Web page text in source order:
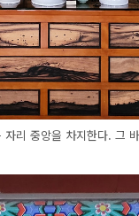
리 중앙을 차지한다. 그